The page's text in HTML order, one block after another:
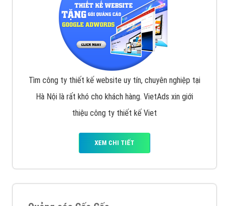
Tìm công ty thiết kế website uy tín, chuyên nghiệp tại
Hà Nội là rất khó cho khách hàng. VietAds xin giới
thiệu công ty thiết kế Viet
XEM CHI TIẾT